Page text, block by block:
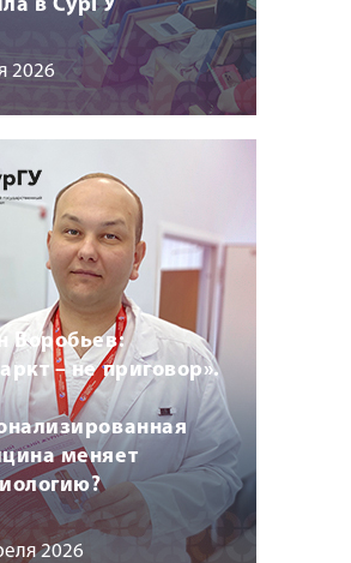
в СурГУ
2026
Воробьев:
– не приговор».
меняет
2026